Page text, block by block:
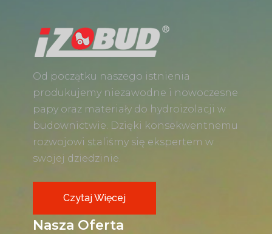
Od początku naszego istnienia
produkujemy niezawodne i nowoczesne
papy oraz materiały do hydroizolacji w
budownictwie. Dzięki konsekwentnemu
rozwojowi staliśmy się ekspertem w
swojej dziedzinie.
Czytaj Więcej
Nasza Oferta